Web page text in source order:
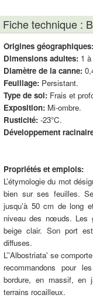
Fiche technique :
Origines géographiques:
Dimensions adultes: 1
Diamètre de la canne:
Feuillage: Persistant.
Type de sol: Frais et
Exposition: Mi-ombre.
Rusticité: -23°C.
Développement
Propriétés et emplois:
L’étymologie du mot
bien sur ses feuilles.
jusqu’à 50 cm de long
niveau des nœuds. Les
beige clair. Son port
diffuses.
L’'Albostriata' se
recommandons pour
bordure, en massif, en
terrains rocailleux.